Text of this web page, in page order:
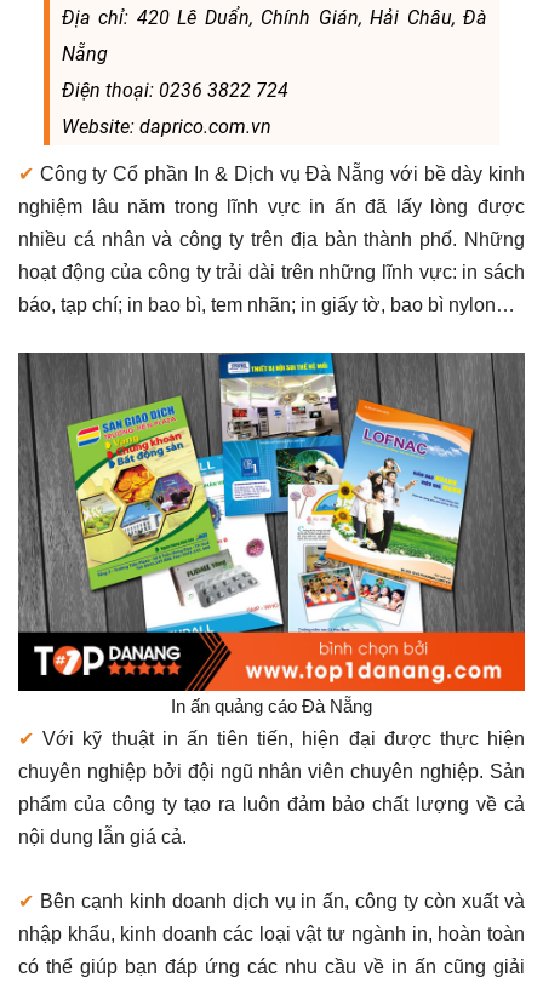
Địa chỉ: 420 Lê Duẩn, Chính Gián, Hải Châu, Đà
Nẵng
Điện thoại: 0236 3822 724
Website: daprico.com.vn
✔ Công ty Cổ phần In & Dịch vụ Đà Nẵng với bề dày kinh
nghiệm lâu năm trong lĩnh vực in ấn đã lấy lòng được
nhiều cá nhân và công ty trên địa bàn thành phố. Những
hoạt động của công ty trải dài trên những lĩnh vực: in sách
báo, tạp chí; in bao bì, tem nhãn; in giấy tờ, bao bì nylon…
In ấn quảng cáo Đà Nẵng
✔Với kỹ thuật in ấn tiên tiến, hiện đại được thực hiện
chuyên nghiệp bởi đội ngũ nhân viên chuyên nghiệp. Sản
phẩm của công ty tạo ra luôn đảm bảo chất lượng về cả
nội dung lẫn giá cả.
✔ Bên cạnh kinh doanh dịch vụ in ấn, công ty còn xuất và
nhập khẩu, kinh doanh các loại vật tư ngành in, hoàn toàn
có thể giúp bạn đáp ứng các nhu cầu về in ấn cũng giải